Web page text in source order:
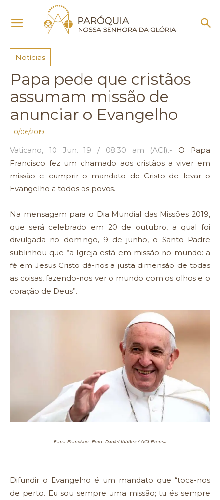
Notícias
Notícias
Papa pede que cristãos
assumam missão de
anunciar o Evangelho
10/06/2019
Vaticano, 10 Jun. 19 / 08:30 am (ACI).- O Papa
Francisco fez um chamado aos cristãos a viver em
missão e cumprir o mandato de Cristo de levar o
Evangelho a todos os povos.
Na mensagem para o Dia Mundial das Missões 2019,
que será celebrado em 20 de outubro, a qual foi
divulgada no domingo, 9 de junho, o Santo Padre
sublinhou que “a Igreja está em missão no mundo: a
fé em Jesus Cristo dá-nos a justa dimensão de todas
as coisas, fazendo-nos ver o mundo com os olhos e o
coração de Deus”.
Papa Francisco. Foto: Daniel Ibáñez / ACI Prensa
Difundir o Evangelho é um mandato que “toca-nos
de perto. Eu sou sempre uma missão; tu és sempre